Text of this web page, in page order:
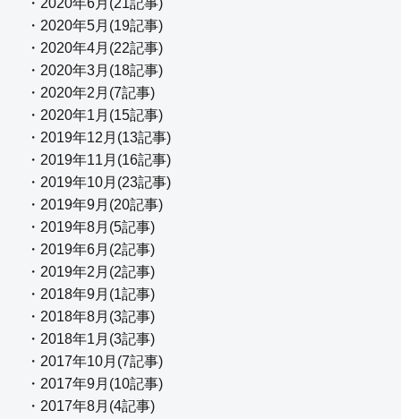
・2020年6月(21記事)
・2020年5月(19記事)
・2020年4月(22記事)
・2020年3月(18記事)
・2020年2月(7記事)
・2020年1月(15記事)
・2019年12月(13記事)
・2019年11月(16記事)
・2019年10月(23記事)
・2019年9月(20記事)
・2019年8月(5記事)
・2019年6月(2記事)
・2019年2月(2記事)
・2018年9月(1記事)
・2018年8月(3記事)
・2018年1月(3記事)
・2017年10月(7記事)
・2017年9月(10記事)
・2017年8月(4記事)